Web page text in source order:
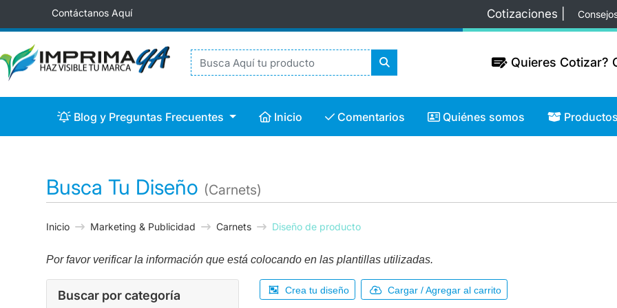
Contáctanos Aquí Cotizaciones |
Quieres Cotizar?
Quieres Cotizar?
Blog y Preguntas Frecuentes
Blog y Preguntas Frecuentes Inicio
Inicio Comentarios
Comentarios Quiénes somos
Quiénes somos Productos
Productos
Busca Tu Diseño (Carnets)
Inicio Marketing & Publicidad Carnets Diseño de producto
Por favor verificar la información que está colocando en las plantillas utilizadas.
Buscar por categoría Crea tu diseño Cargar / Agregar al carrito